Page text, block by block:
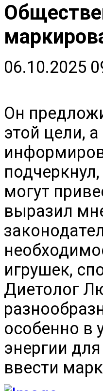
06.10.2025
Он
этой цели,
могут
выразил
игрушек,
Диетолог
особенно в
энергии
ввести